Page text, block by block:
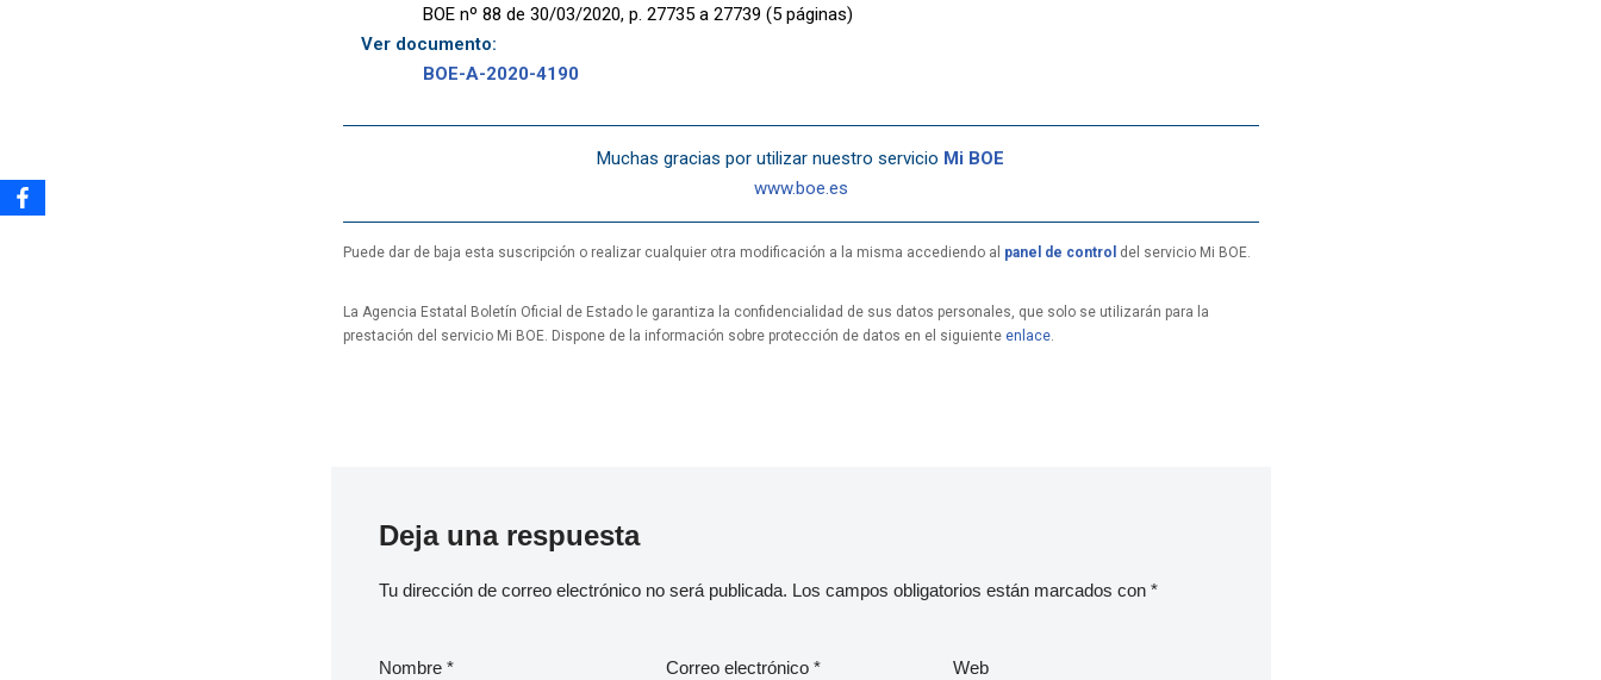
BOE nº 88 de 30/03/2020, p. 27735 a 27739 (5 páginas)
Ver documento:
BOE-A-2020-4190
Muchas gracias por utilizar nuestro servicio Mi BOE
www.boe.es
Puede dar de baja esta suscripción o realizar cualquier otra modificación a la misma accediendo al panel de control del servicio Mi BOE.
La Agencia Estatal Boletín Oficial de Estado le garantiza la confidencialidad de sus datos personales, que solo se utilizarán para la
prestación del servicio Mi BOE. Dispone de la información sobre protección de datos en el siguiente enlace.
Deja una respuesta
Tu dirección de correo electrónico no será publicada. Los campos obligatorios están marcados con *
Nombre * Correo electrónico * Web